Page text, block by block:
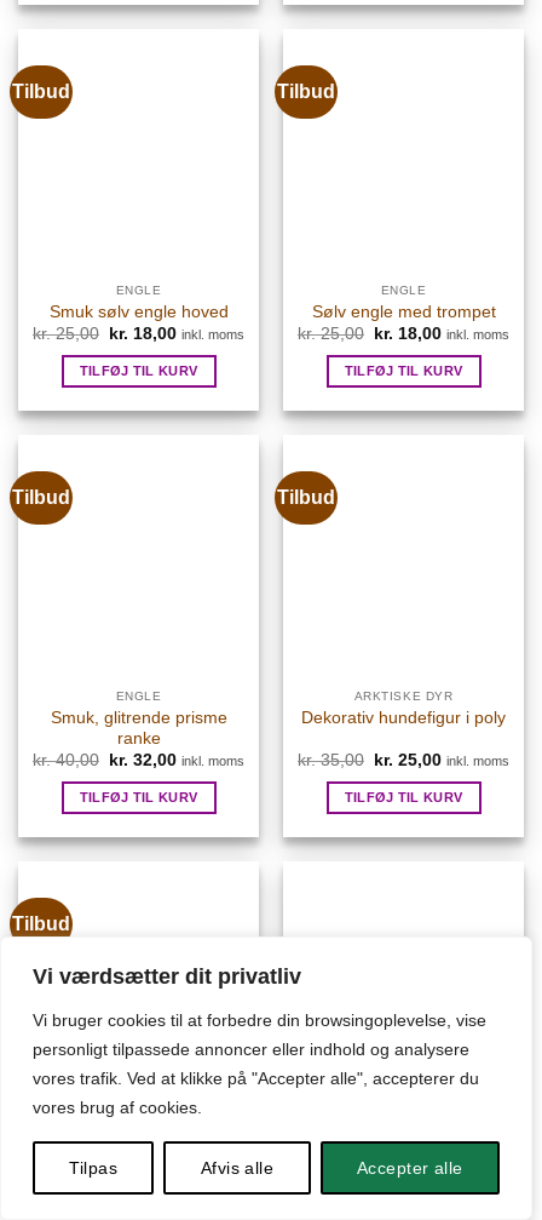
Vi værdsætter dit privatliv
Vi bruger cookies til at forbedre din browsingoplevelse, vise
personligt tilpassede annoncer eller indhold og analysere
vores trafik. Ved at klikke på "Accepter alle", accepterer du
vores brug af cookies.
Tilpas Afvis alle Accepter alle
Tilbud
ENGLE
Smuk sølv engle hoved
kr.25,00
Den
pris
var:
kr. 18,00 Den
pris
er:
inkl. moms
TILFØJ TIL KURV
Tilbud
ENGLE
Sølv engle med trompet
kr.25,00
Den
pris
var:
kr. 18,00 Den
pris
er:
inkl. moms
TILFØJ TIL KURV
Tilbud
ENGLE
Smuk, glitrende prisme
ranke
kr.40,00
Den
pris
var:
kr. 32,00 Den
pris
er:
inkl. moms
TILFØJ TIL KURV
Tilbud
ARKTISKE DYR
Dekorativ hundefigur i poly
kr.35,00
Den
pris
var:
kr. 25,00 Den
pris
er:
inkl. moms
TILFØJ TIL KURV
Tilbud
Dekorativ hundefigur
35,00 Den
pris
kr.
Den
pris
inkl. moms
Små rød stribet slikstokke
kr.8,00 inkl. moms